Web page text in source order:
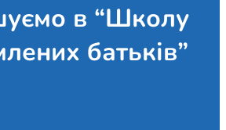
в “Школу
батьків”